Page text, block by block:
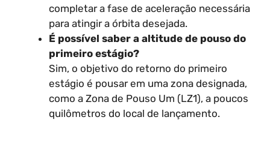
completar a fase de aceleração necessária
para atingir a órbita desejada.
É possível saber a altitude de pouso do
primeiro estágio?
Sim, o objetivo do retorno do primeiro
estágio é pousar em uma zona designada,
como a Zona de Pouso Um (LZ1), a poucos
quilômetros do local de lançamento.